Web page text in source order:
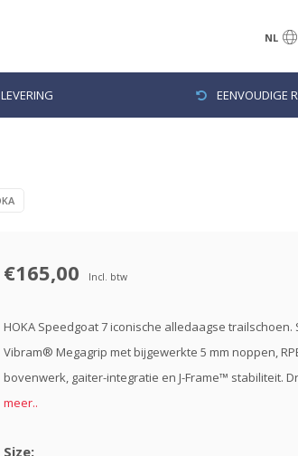
NL
EENVOUDIGE
€165,00 Incl. btw
HOKA Speedgoat 7 iconische alledaagse trailschoen.
Vibram® Megagrip met bijgewerkte 5 mm noppen,
bovenwerk, gaiter-integratie en J-Frame™ stabiliteit.
meer..
Size: